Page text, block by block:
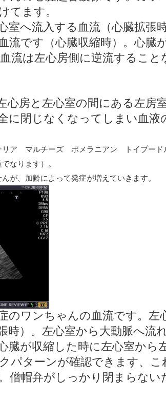
てます。
室へ流入する血流（心臓拡張
流です（心臓収縮時）。心臓
流は左心房側に逆流すること
房と左心室の間にある左房
に閉じなくなってしまい血液
リア マルチーズ ポメラニアン トイプー
なります）。
が、加齢によって発症が増えていきます。
のワンちゃんの血流です。左
時）。左心室から大動脈へ流
臓が収縮した時に左心室から
パターンが確認できます、こ
僧帽弁がしっかり閉まらない